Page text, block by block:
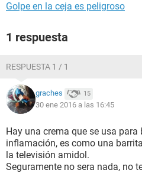
Golpe en la ceja es peligroso
1 respuesta
RESPUESTA 1 / 1
graches 15
30 ene 2016 a las 16:45
Hay una crema que se usa
inflamación, es como una
la televisión amidol.
Seguramente no sera nada, no